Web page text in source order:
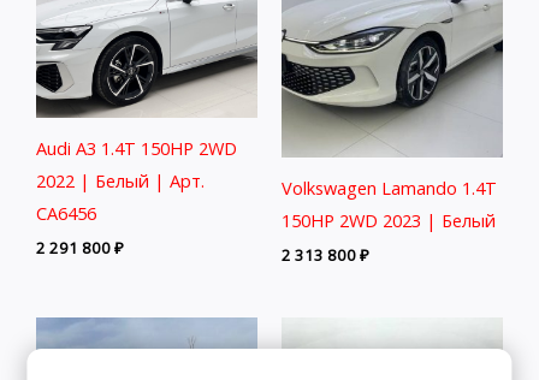
Audi A3 1.4T 150HP 2WD
2022 | Белый | Арт.
CA6456
2 291 800₽
Volkswagen Lamando 1.4T
150HP 2WD 2023 | Белый
2 313 800₽